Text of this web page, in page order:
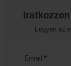
Legyen az